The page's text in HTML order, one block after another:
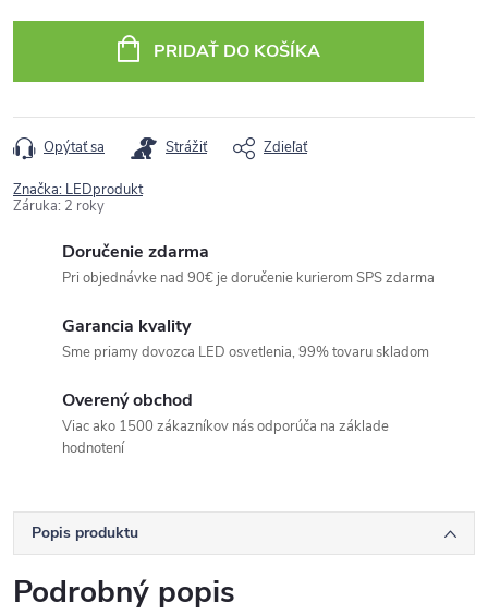
cena:
PRIDAŤ DO KOŠÍKA
Opýtať sa Strážiť Zdieľať
Značka: LEDprodukt
Záruka: 2 roky
Doručenie zdarma
Pri objednávke nad 90€ je doručenie kurierom SPS zdarma
Garancia kvality
Sme priamy dovozca LED osvetlenia, 99% tovaru skladom
Overený obchod
Viac ako 1500 zákazníkov nás odporúča na základe
hodnotení
Popis produktu
Podrobný popis